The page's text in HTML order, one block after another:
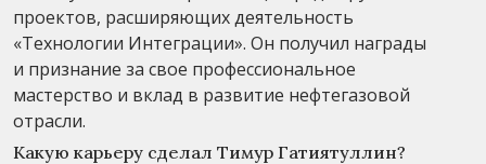
проектов, расширяющих деятельность
«Технологии Интеграции». Он получил награды
и признание за свое профессиональное
мастерство и вклад в развитие нефтегазовой
отрасли.
Какую карьеру сделал Тимур Гатиятуллин?